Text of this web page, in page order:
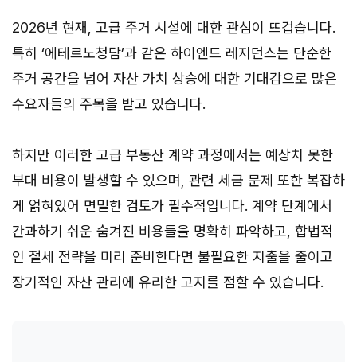
2026년 현재, 고급 주거 시설에 대한 관심이 뜨겁습니다.
특히 ‘에테르노청담’과 같은 하이엔드 레지던스는 단순한
주거 공간을 넘어 자산 가치 상승에 대한 기대감으로 많은
수요자들의 주목을 받고 있습니다.
하지만 이러한 고급 부동산 계약 과정에서는 예상치 못한
부대 비용이 발생할 수 있으며, 관련 세금 문제 또한 복잡하
게 얽혀있어 면밀한 검토가 필수적입니다. 계약 단계에서
간과하기 쉬운 숨겨진 비용들을 명확히 파악하고, 합법적
인 절세 전략을 미리 준비한다면 불필요한 지출을 줄이고
장기적인 자산 관리에 유리한 고지를 점할 수 있습니다.